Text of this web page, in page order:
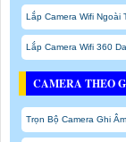
Lắp Camera Wifi Ngoài
Lắp Camera Wifi 360
CAMERA THEO
Trọn Bộ Camera Ghi